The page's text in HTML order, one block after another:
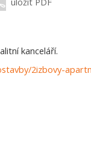
kanceláří.